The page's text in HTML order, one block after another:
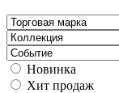
Новинка
Хит продаж